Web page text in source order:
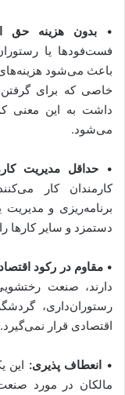
• بدون هزینه حق
فست‌فودها یا
باعث می‌شود هزینه‌های
خاصی که برای گرفتن
داشت به این معنی
می‌شود.
• حداقل مدیریت
کارمندان کار
برنامه‌ریزی و
دستمزد و سایر کارها
•مقاوم در رکود
دارند، صنعت
رستوران‌داری،
اقتصادی قرار نمی‌گیرد.
• انعطاف پذیری: این
مالکان در مورد